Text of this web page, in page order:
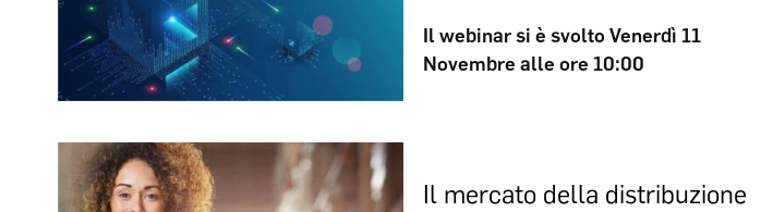
Il webinar si è svolto Venerdì 11
Novembre alle ore 10:00
Il mercato della distribuzione